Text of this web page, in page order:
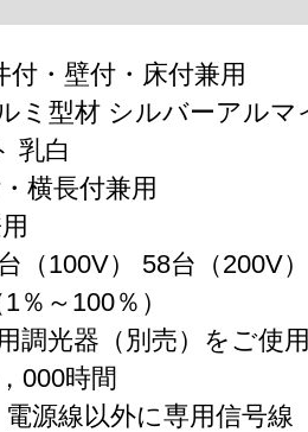
・壁付・床付兼用
ミ型材 シルバーアルマ
乳白
横長付兼用
（100V） 58台（200V）
％～100％）
調光器（別売）をご使
000時間
源線以外に専用信号線